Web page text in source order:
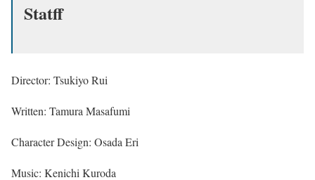
Statff
Director: Tsukiyo Rui
Written: Tamura Masafumi
Character Design: Osada Eri
Music: Kenichi Kuroda